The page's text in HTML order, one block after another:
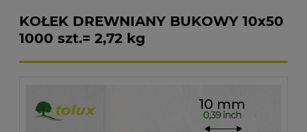
KOŁEK DREWNIANY BUKOWY 10x50
1000 szt.= 2,72 kg